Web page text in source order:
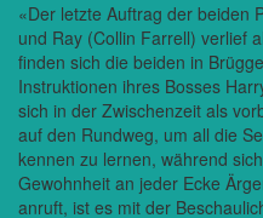
«Der letzte Auftrag der beiden
und Ray (Collin Farrell) verlief
finden sich die beiden in
Instruktionen ihres Bosses
sich in der Zwischenzeit als
auf den Rundweg, um all die
kennen zu lernen, während
Gewohnheit an jeder Ecke
anruft, ist es mit der